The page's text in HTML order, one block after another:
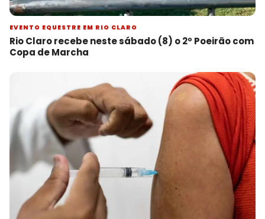
EVENTO EQUESTRE EM RIO CLARO
Rio Claro recebe neste sábado (8) o 2º Poeirão com
Copa de Marcha